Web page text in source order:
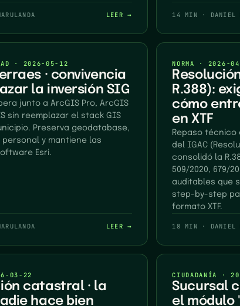
LEER → 14 MIN · DANIEL
· 2026-05-12
· convivencia
la inversión SIG
junto a ArcGIS Pro, ArcGIS
sin reemplazar el stack GIS
Preserva geodatabase,
y mantiene las
Esri.
LEER →
NORMA · 2026-
R.388):
cómo
en XTF
Repaso técnico
del IGAC
consolidó la
509/2020, 679/
auditables que
step-by-step
formato XTF.
18 MIN · DANIEL
03-22
catastral · la
hace bien
CIUDADANÍA ·
Sucursal
el módulo